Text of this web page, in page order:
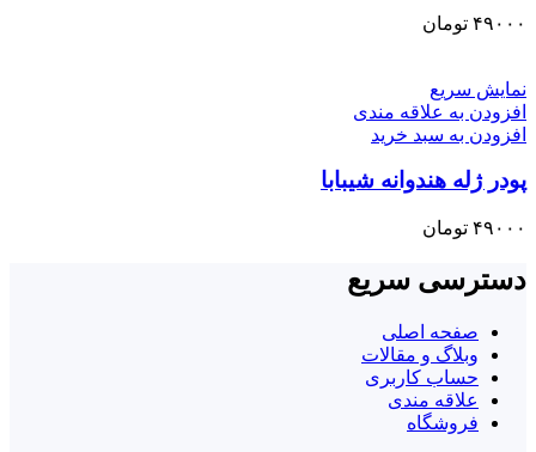
۴۹۰۰۰ تومان
نمایش سریع
افزودن به علاقه مندی
افزودن به سبد خرید
پودر ژله هندوانه شیبابا
۴۹۰۰۰ تومان
دسترسی سریع
صفحه اصلی
وبلاگ و مقالات
حساب کاربری
علاقه مندی
فروشگاه